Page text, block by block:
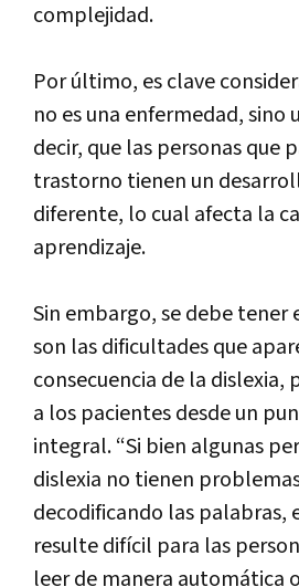
complejidad.
Por último, es clave
no es una enfermedad, sino
decir, que las personas que
trastorno tienen un
diferente, lo cual afecta la
aprendizaje.
Sin embargo, se debe tener
son las dificultades que
consecuencia de la dislexia,
a los pacientes desde un
integral. “Si bien algunas
dislexia no tienen
decodificando las palabras,
resulte difícil para las
leer de manera automática